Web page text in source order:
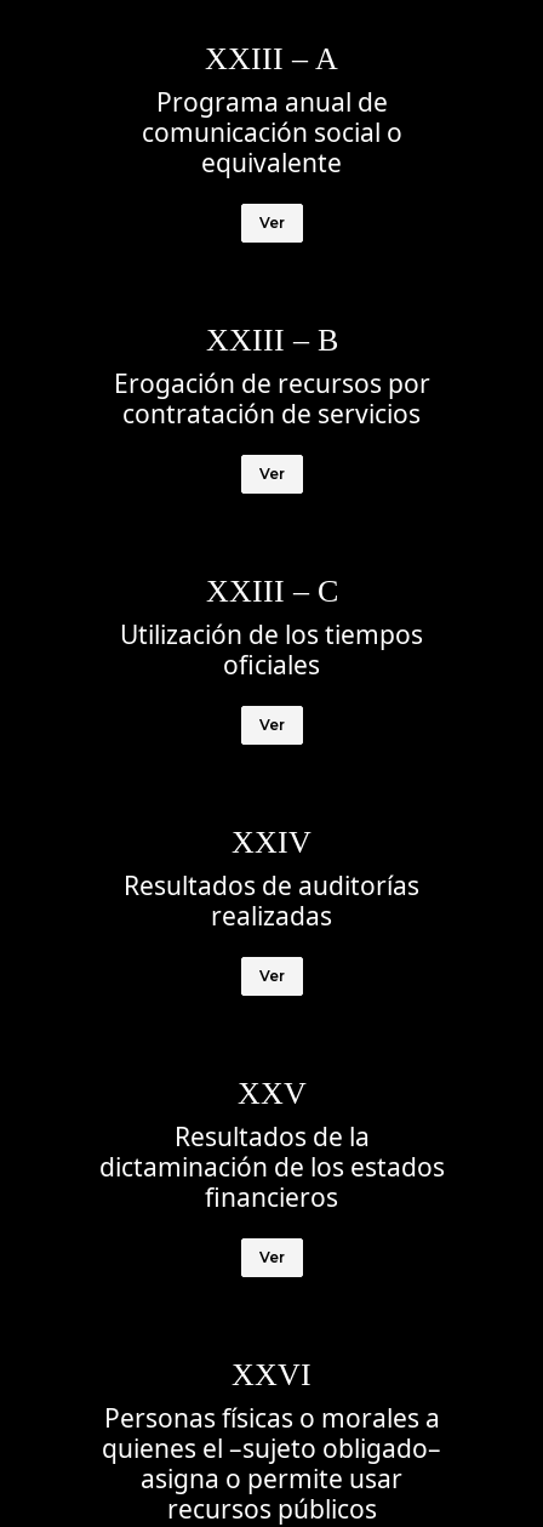
XXIII – A
Programa anual de
comunicación social o
equivalente
Ver
XXIII – B
Erogación de recursos por
contratación de servicios
Ver
XXIII – C
Utilización de los tiempos
oficiales
Ver
XXIV
Resultados de auditorías
realizadas
Ver
XXV
Resultados de la
dictaminación de los estados
financieros
Ver
XXVI
Personas físicas o morales a
quienes el –sujeto obligado–
asigna o permite usar
recursos públicos